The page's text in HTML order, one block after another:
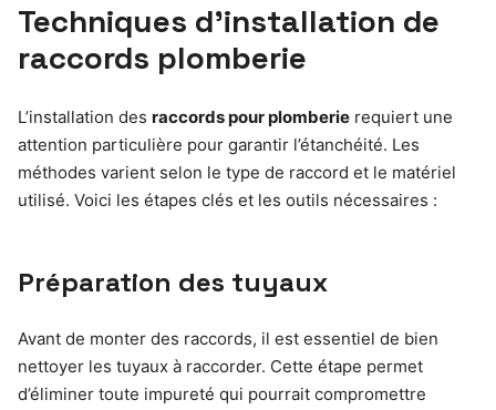
Techniques d’installation de
raccords plomberie
L’installation des raccords pour plomberie requiert une
attention particulière pour garantir l’étanchéité. Les
méthodes varient selon le type de raccord et le matériel
utilisé. Voici les étapes clés et les outils nécessaires :
Préparation des tuyaux
Avant de monter des raccords, il est essentiel de bien
nettoyer les tuyaux à raccorder. Cette étape permet
d’éliminer toute impureté qui pourrait compromettre